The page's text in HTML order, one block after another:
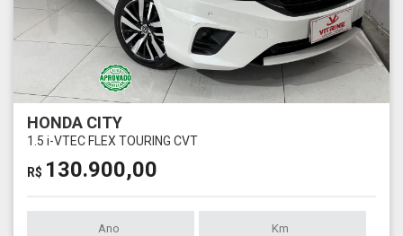
HONDA CITY
1.5 i-VTEC FLEX TOURING CVT
R$ 130.900,00
Ano Km